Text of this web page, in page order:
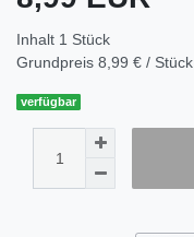
Inhalt 1 Stück
Grundpreis 8,99 € / Stück
verfügbar